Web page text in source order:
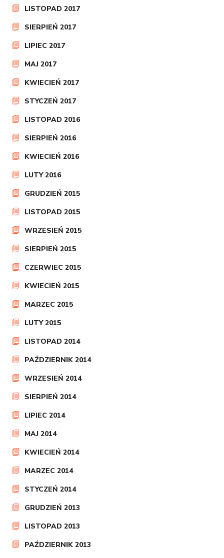
LISTOPAD 2017
SIERPIEŃ 2017
LIPIEC 2017
MAJ 2017
KWIECIEŃ 2017
STYCZEŃ 2017
LISTOPAD 2016
SIERPIEŃ 2016
KWIECIEŃ 2016
LUTY 2016
GRUDZIEŃ 2015
LISTOPAD 2015
WRZESIEŃ 2015
SIERPIEŃ 2015
CZERWIEC 2015
KWIECIEŃ 2015
MARZEC 2015
LUTY 2015
LISTOPAD 2014
PAŹDZIERNIK 2014
WRZESIEŃ 2014
SIERPIEŃ 2014
LIPIEC 2014
MAJ 2014
KWIECIEŃ 2014
MARZEC 2014
STYCZEŃ 2014
GRUDZIEŃ 2013
LISTOPAD 2013
PAŹDZIERNIK 2013